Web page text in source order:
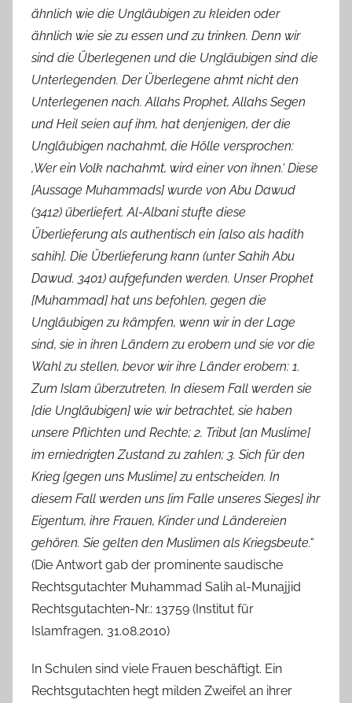
ähnlich wie die Ungläubigen zu kleiden oder
ähnlich wie sie zu essen und zu trinken. Denn wir
sind die Überlegenen und die Ungläubigen sind die
Unterlegenden. Der Überlegene ahmt nicht den
Unterlegenen nach. Allahs Prophet, Allahs Segen
und Heil seien auf ihm, hat denjenigen, der die
Ungläubigen nachahmt, die Hölle versprochen:
‚Wer ein Volk nachahmt, wird einer von ihnen.‘ Diese
[Aussage Muhammads] wurde von Abu Dawud
(3412) überliefert. Al-Albani stufte diese
Überlieferung als authentisch ein [also als hadith
sahih]. Die Überlieferung kann (unter Sahih Abu
Dawud. 3401) aufgefunden werden. Unser Prophet
[Muhammad] hat uns befohlen, gegen die
Ungläubigen zu kämpfen, wenn wir in der Lage
sind, sie in ihren Ländern zu erobern und sie vor die
Wahl zu stellen, bevor wir ihre Länder erobern: 1.
Zum Islam überzutreten. In diesem Fall werden sie
[die Ungläubigen] wie wir betrachtet, sie haben
unsere Pflichten und Rechte; 2. Tribut [an Muslime]
im erniedrigten Zustand zu zahlen; 3. Sich für den
Krieg [gegen uns Muslime] zu entscheiden. In
diesem Fall werden uns [im Falle unseres Sieges] ihr
Eigentum, ihre Frauen, Kinder und Ländereien
gehören. Sie gelten den Muslimen als Kriegsbeute.“
(Die Antwort gab der prominente saudische
Rechtsgutachter Muhammad Salih al-Munajjid
Rechtsgutachten-Nr.: 13759 (Institut für
Islamfragen, 31.08.2010)
In Schulen sind viele Frauen beschäftigt. Ein
Rechtsgutachten hegt milden Zweifel an ihrer